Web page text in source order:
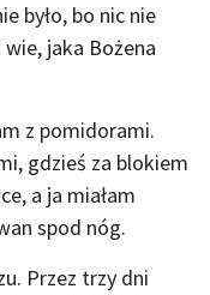
było, bo nic nie
wie, jaka Bożena
z pomidorami.
gdzieś za blokiem
a ja miałam
spod nóg.
Przez trzy dni